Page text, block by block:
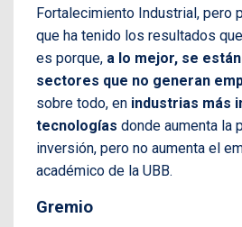
Fortalecimiento Industrial, pero
que ha tenido los resultados
es porque, a lo mejor, se
sectores que no generan
sobre todo, en industrias más
tecnologías donde aumenta la
inversión, pero no aumenta el
académico de la UBB.
Gremio